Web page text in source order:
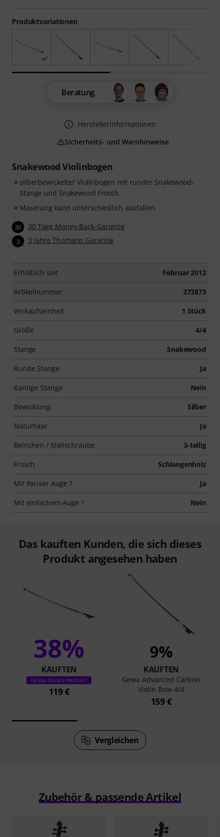
Snakewood Violinbogen
silberbewickelter Violinbogen mit runder Snakewood-
Stange und Snakewood Frosch
Maserung kann unterschiedlich ausfallen
30 30 Tage Money-Back-Garantie
3 3 Jahre Thomann Garantie
Erhältlich seit Februar 2012
Artikelnummer 273873
Verkaufseinheit 1 Stück
Größe 4/4
Stange Snakewood
Runde Stange Ja
Kantige Stange Nein
Bewicklung Silber
Naturhaar Ja
Beinchen / Stellschraube 3-teilig
Frosch Schlangenholz
Mit Pariser Auge ? Ja
Mit einfachem Auge ? Nein
Produktvariationen
Beratung
Herstellerinformationen
Sicherheits- und Warnhinweise
Das kauften Kunden, die sich dieses
Produkt angesehen haben
38%
KAUFTEN
GENAU DIESES PRODUKT
119 €
9%
KAUFTEN
Gewa Advanced Carbon
Violin Bow 4/4
159 €
Vergleichen
Zubehör & passende Artikel